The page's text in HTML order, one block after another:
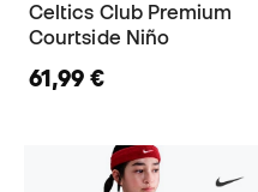
Celtics Club Premium
Courtside Niño
61,99 €